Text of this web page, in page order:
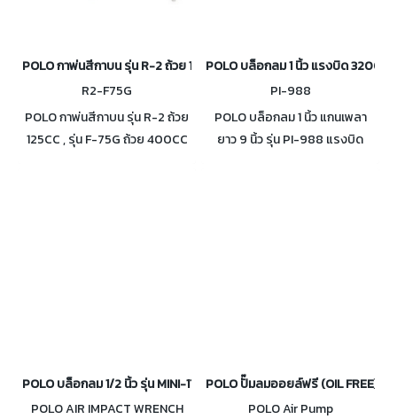
POLO กาพ่นสีกาบน รุ่น R-2 ถ้วย 125CC , รุ่น F-75G ถ้วย 400CC
R2-F75G
POLO กาพ่นสีกาบน รุ่น R-2 ถ้วย
125CC , รุ่น F-75G ถ้วย 400CC
POLO บล็อกลม 1 นิ้ว แรงบิด 3200
PI-988
POLO บล็อกลม 1 นิ้ว แกนเพลา
ยาว 9 นิ้ว รุ่น PI-988 แรงบิด
POLO บล็อกลม 1/2 นิ้ว รุ่น MINI-117 และ รุ่น PC-30A
POLO AIR IMPACT WRENCH
POLO ปั๊มลมออยล์ฟรี (OIL FREE)
POLO Air Pump